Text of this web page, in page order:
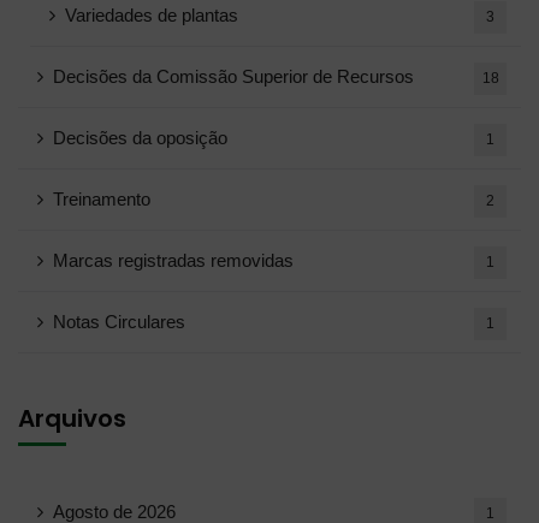
Variedades de plantas 3
Decisões da Comissão Superior de Recursos 18
Decisões da oposição 1
Treinamento 2
Marcas registradas removidas 1
Notas Circulares 1
Arquivos
Agosto de 2026 1